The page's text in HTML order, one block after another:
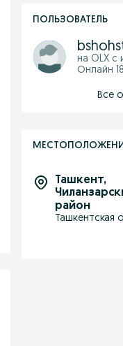
ПОЛЬЗОВАТЕЛЬ
на OLX с
Онлайн
Все
Ташкент,
район
Ташкентская